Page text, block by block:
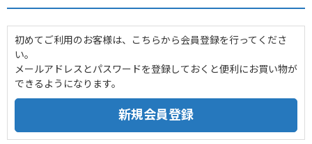
初めてご利用のお客様は、こちらから会員登録を行ってくださ
い。
メールアドレスとパスワードを登録しておくと便利にお買い物が
できるようになります。